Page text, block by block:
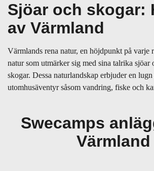
Sjöar och skogar:
av Värmland
Värmlands rena natur, en höjdpunkt på varje
natur som utmärker sig med sina talrika sjöar
skogar. Dessa naturlandskap erbjuder en
utomhusäventyr såsom vandring, fiske och
Swecamps
Värmland